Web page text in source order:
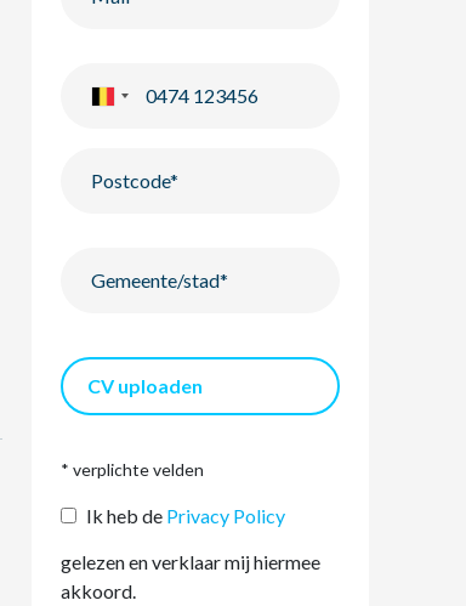
CV uploaden
* verplichte velden
Ik heb de Privacy Policy
gelezen en verklaar mij hiermee
akkoord.